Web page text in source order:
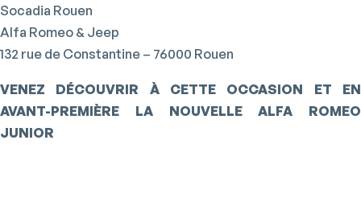
Socadia Rouen
Alfa Romeo & Jeep
132 rue de Constantine – 76000 Rouen
VENEZ DÉCOUVRIR À CETTE OCCASION ET EN
AVANT-PREMIÈRE LA NOUVELLE ALFA ROMEO
JUNIOR